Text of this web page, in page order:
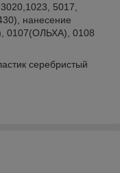
5017,
нанесение
0107(ОЛЬХА), 0108
серебристый